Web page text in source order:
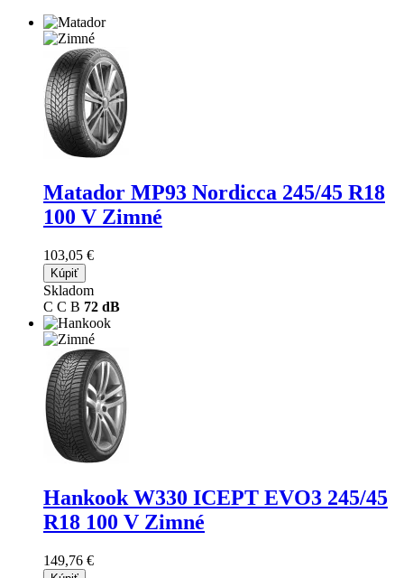
Matador MP93 Nordicca 245/45 R18
100 V Zimné
103,05 €
Kúpiť
Skladom
C C B 72 dB
Hankook W330 ICEPT EVO3 245/45
R18 100 V Zimné
149,76 €